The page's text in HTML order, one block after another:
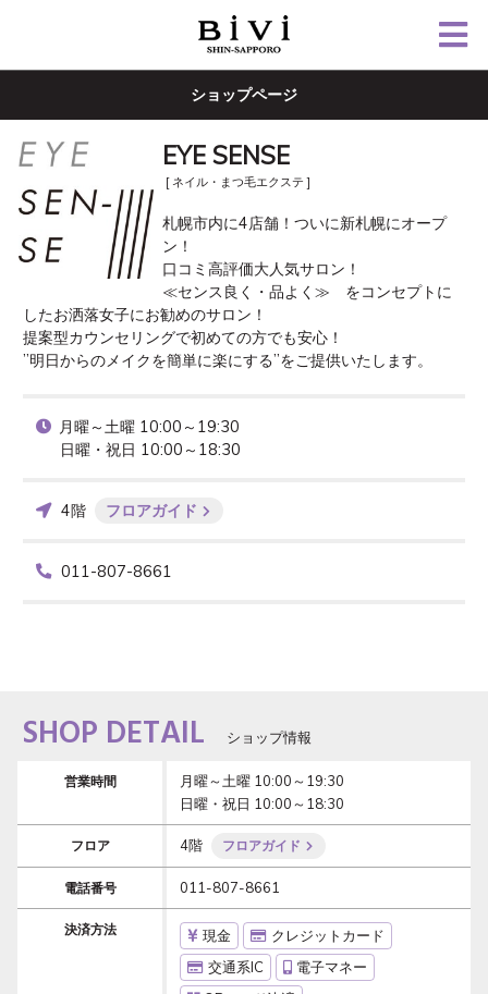
ショップページ
EYE SENSE
[ ネイル・まつ毛エクステ ]
札幌市内に4店舗！ついに新札幌にオープ
ン！
口コミ高評価大人気サロン！
≪センス良く・品よく≫　をコンセプトに
したお洒落女子にお勧めのサロン！
提案型カウンセリングで初めての方でも安心！
”明日からのメイクを簡単に楽にする”をご提供いたします。
月曜～土曜 10:00～19:30
日曜・祝日 10:00～18:30
4階 フロアガイド
011-807-8661
SHOP DETAIL ショップ情報
営業時間
月曜～土曜 10:00～19:30
日曜・祝日 10:00～18:30
フロア 4階 フロアガイド
電話番号 011-807-8661
決済方法 現金
クレジットカード
交通系IC
電子マネー